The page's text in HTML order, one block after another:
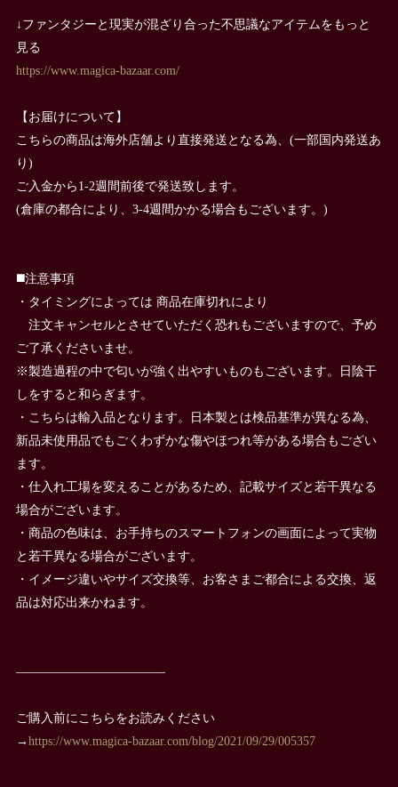
↓ファンタジーと現実が混ざり合った不思議なアイテムをもっと
見る
https://www.magica-bazaar.com/
【お届けについて】
こちらの商品は海外店舗より直接発送となる為、(一部国内発送あ
り)
ご入金から1-2週間前後で発送致します。
(倉庫の都合により、3-4週間かかる場合もございます。)
◼️注意事項
・タイミングによっては 商品在庫切れにより
注文キャンセルとさせていただく恐れもございますので、予め
ご了承くださいませ。
※製造過程の中で匂いが強く出やすいものもございます。日陰干
しをすると和らぎます。
・こちらは輸入品となります。日本製とは検品基準が異なる為、
新品未使用品でもごくわずかな傷やほつれ等がある場合もござい
ます。
・仕入れ工場を変えることがあるため、記載サイズと若干異なる
場合がございます。
・商品の色味は、お手持ちのスマートフォンの画面によって実物
と若干異なる場合がございます。
・イメージ違いやサイズ交換等、お客さまご都合による交換、返
品は対応出来かねます。
————————————
ご購入前にこちらをお読みください
→https://www.magica-bazaar.com/blog/2021/09/29/005357